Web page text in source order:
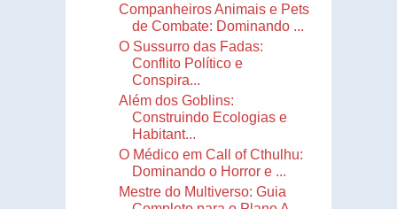
Companheiros Animais e Pets
de Combate: Dominando ...
O Sussurro das Fadas:
Conflito Político e
Conspira...
Além dos Goblins:
Construindo Ecologias e
Habitant...
O Médico em Call of Cthulhu:
Dominando o Horror e ...
Mestre do Multiverso: Guia